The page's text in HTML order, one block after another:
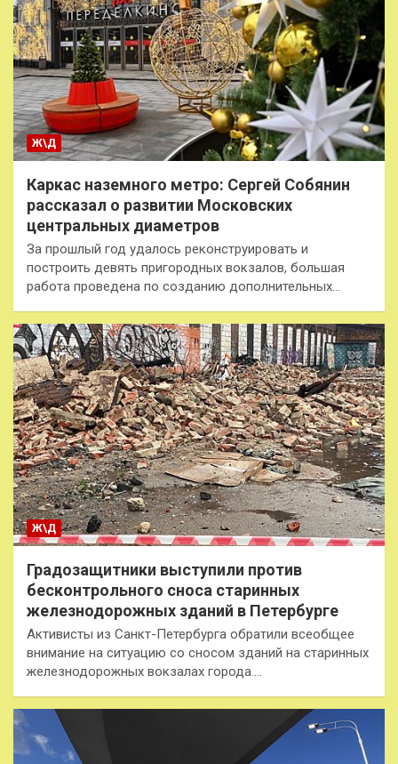
Ж\Д
Каркас наземного метро: Сергей Собянин
рассказал о развитии Московских
центральных диаметров
За прошлый год удалось реконструировать и
построить девять пригородных вокзалов, большая
работа проведена по созданию дополнительных…
Ж\Д
Градозащитники выступили против
бесконтрольного сноса старинных
железнодорожных зданий в Петербурге
Активисты из Санкт-Петербурга обратили всеобщее
внимание на ситуацию со сносом зданий на старинных
железнодорожных вокзалах города.…